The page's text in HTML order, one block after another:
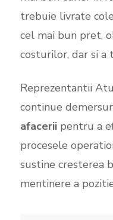
trebuie livrate
cel mai bun pret,
costurilor, dar si a
Reprezentantii
continue
afaceriipentru a
procesele
sustine cresterea
mentinere a